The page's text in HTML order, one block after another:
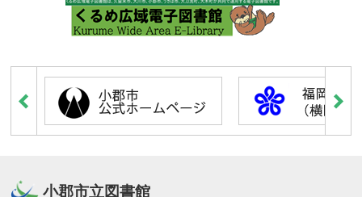
小郡市立図書館